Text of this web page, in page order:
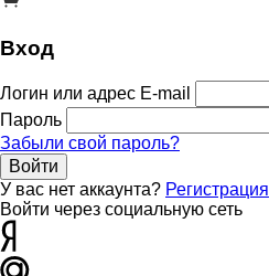
Вход
Логин или адрес E-mail
Пароль
Забыли свой пароль?
Войти
У вас нет аккаунта? Регистрация
Войти через социальную сеть